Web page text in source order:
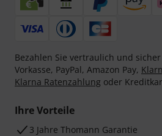
Bezahlen Sie vertraulich und
Vorkasse, PayPal, Amazon Pay,
Klarna Ratenzahlung oder
Ihre Vorteile
3 Jahre Thomann Garantie